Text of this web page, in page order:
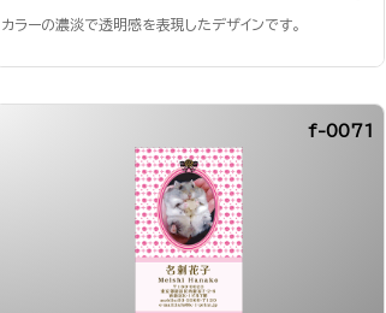
カラーの濃淡で透明感を表現したデザインです。
f-0071